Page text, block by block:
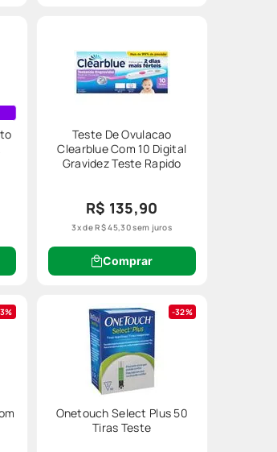
nada para a
Teste De Ovulacao
Clearblue Com 10 Digital
Gravidez Teste Rapido
R$ 135,90
3x deR$45,30sem juros
Comprar
3% 32%
Onetouch Select Plus 50
Tiras Teste